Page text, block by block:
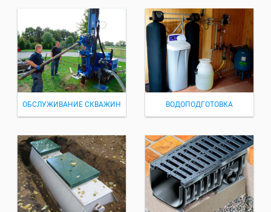
ОБСЛУЖИВАНИЕ СКВАЖИН ВОДОПОДГОТОВКА